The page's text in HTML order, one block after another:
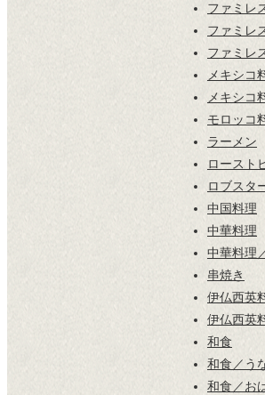
ファミレ
ファミレ
ファミレ
メキシコ
メキシコ
モロッコ
ラーメン
ロースト
ロブスタ
中国料理
中華料理
中華料理
串焼き
伊仏西英
伊仏西英
和食
和食／う
和食／お